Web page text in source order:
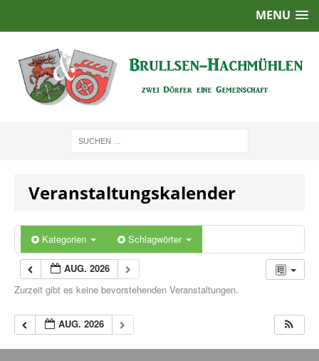
MENU
Veranstaltungskalender
Kategorien Schlagwörter
AUG. 2026
Zurzeit gibt es keine bevorstehenden Veranstaltungen.
AUG. 2026